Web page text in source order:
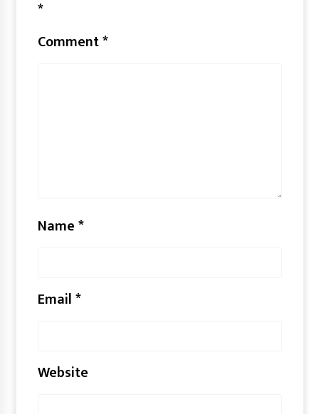
*
Comment*
Name*
Email*
Website